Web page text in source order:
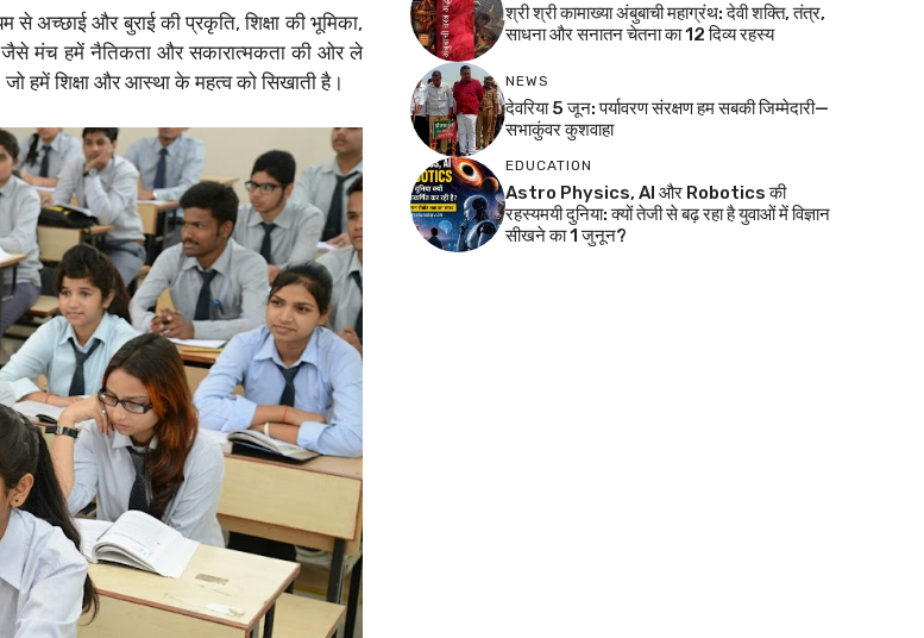
अच्छाई और बुराई की प्रकृति, शिक्षा की भूमिका,
मंच हमें नैतिकता और सकारात्मकता की ओर ले
हमें शिक्षा और आस्था के महत्व को सिखाती है।
श्री श्री कामाख्या अंबुबाची महाग्रंथ: देवी शक्ति, तंत्र,
साधना और सनातन चेतना का 12 दिव्य रहस्य
NEWS
देवरिया 5 जून: पर्यावरण संरक्षण हम सबकी जिम्मेदारी—
सभाकुंवर कुशवाहा
EDUCATION
Astro Physics, AI और Robotics की
रहस्यमयी दुनिया: क्यों तेजी से बढ़ रहा है युवाओं में विज्ञान
सीखने का 1 जुनून?